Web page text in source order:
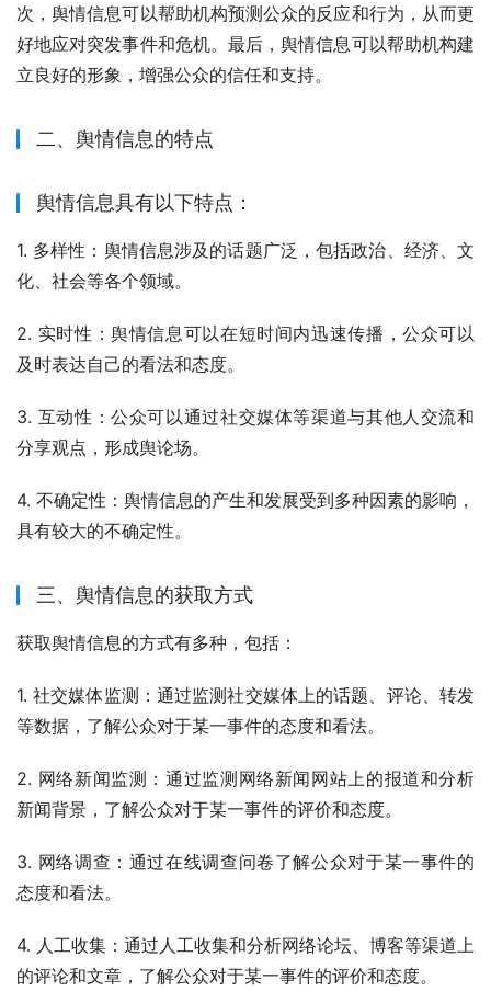
次，舆情信息可以帮助机构预测公众的反应和行为，从而更
好地应对突发事件和危机。最后，舆情信息可以帮助机构建
立良好的形象，增强公众的信任和支持。
二、舆情信息的特点
舆情信息具有以下特点：
1. 多样性：舆情信息涉及的话题广泛，包括政治、经济、文
化、社会等各个领域。
2. 实时性：舆情信息可以在短时间内迅速传播，公众可以
及时表达自己的看法和态度。
3. 互动性：公众可以通过社交媒体等渠道与其他人交流和
分享观点，形成舆论场。
4. 不确定性：舆情信息的产生和发展受到多种因素的影响，
具有较大的不确定性。
三、舆情信息的获取方式
获取舆情信息的方式有多种，包括：
1. 社交媒体监测：通过监测社交媒体上的话题、评论、转发
等数据，了解公众对于某一事件的态度和看法。
2. 网络新闻监测：通过监测网络新闻网站上的报道和分析
新闻背景，了解公众对于某一事件的评价和态度。
3. 网络调查：通过在线调查问卷了解公众对于某一事件的
态度和看法。
4. 人工收集：通过人工收集和分析网络论坛、博客等渠道上
的评论和文章，了解公众对于某一事件的评价和态度。